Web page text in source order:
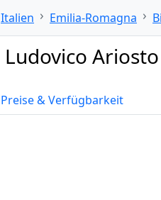
Italien Emilia-Romagna
Ludovico
Preise & Verfügbarkeit